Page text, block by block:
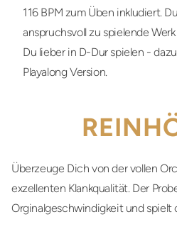
116 BPM zum Üben inkludiert.
anspruchsvoll zu spielende
Du lieber in D-Dur spielen -
Playalong Version.
Überzeuge Dich von der vollen
exzellenten Klankqualität. Der
Orginalgeschwindigkeit und spielt